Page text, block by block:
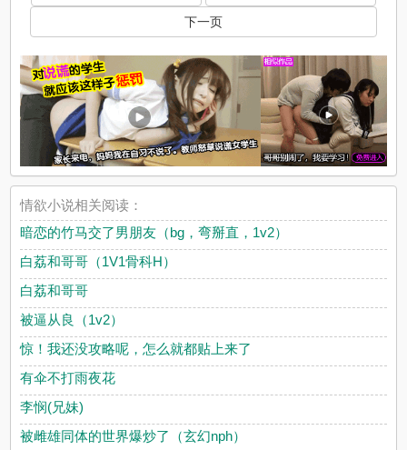
下一页
情欲小说相关阅读：
暗恋的竹马交了男朋友（bg，弯掰直，1v2）
白荔和哥哥（1V1骨科H）
白荔和哥哥
被逼从良（1v2）
惊！我还没攻略呢，怎么就都贴上来了
有伞不打雨夜花
李悯(兄妹)
被雌雄同体的世界爆炒了（玄幻nph）